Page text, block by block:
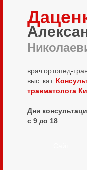
врач ортопед-
выс. кат.
травматолога
Дни
с 9 до 18